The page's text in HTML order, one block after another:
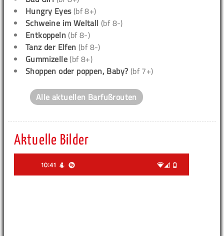
Hungry Eyes(bf 8+)
Schweine im Weltall (bf 8-)
Entkoppeln (bf 8-)
Tanz der Elfen (bf 8-)
Gummizelle (bf 8+)
Shoppen oder poppen, Baby? (bf 7+)
Alle aktuellen Barfußrouten
Aktuelle Bilder